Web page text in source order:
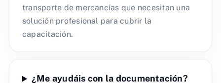
transporte de mercancías que necesitan una
solución profesional para cubrir la
capacitación.
¿Me ayudáis con la documentación?